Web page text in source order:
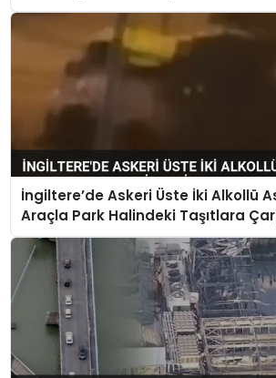
İngiltere’de Askeri Üste İki Alkollü
Araçla Park Halindeki Taşıtlara